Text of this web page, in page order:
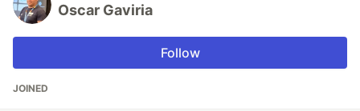
Oscar Gaviria
Follow
JOINED